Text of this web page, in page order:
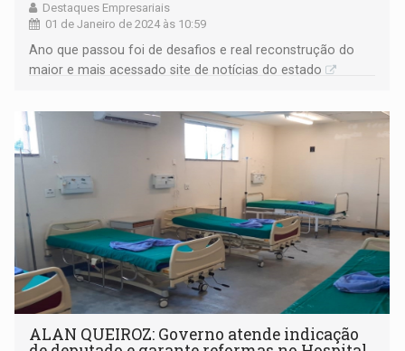
Destaques Empresariais
01 de Janeiro de 2024 às 10:59
Ano que passou foi de desafios e real reconstrução do
maior e mais acessado site de notícias do estado
ALAN QUEIROZ: Governo atende indicação